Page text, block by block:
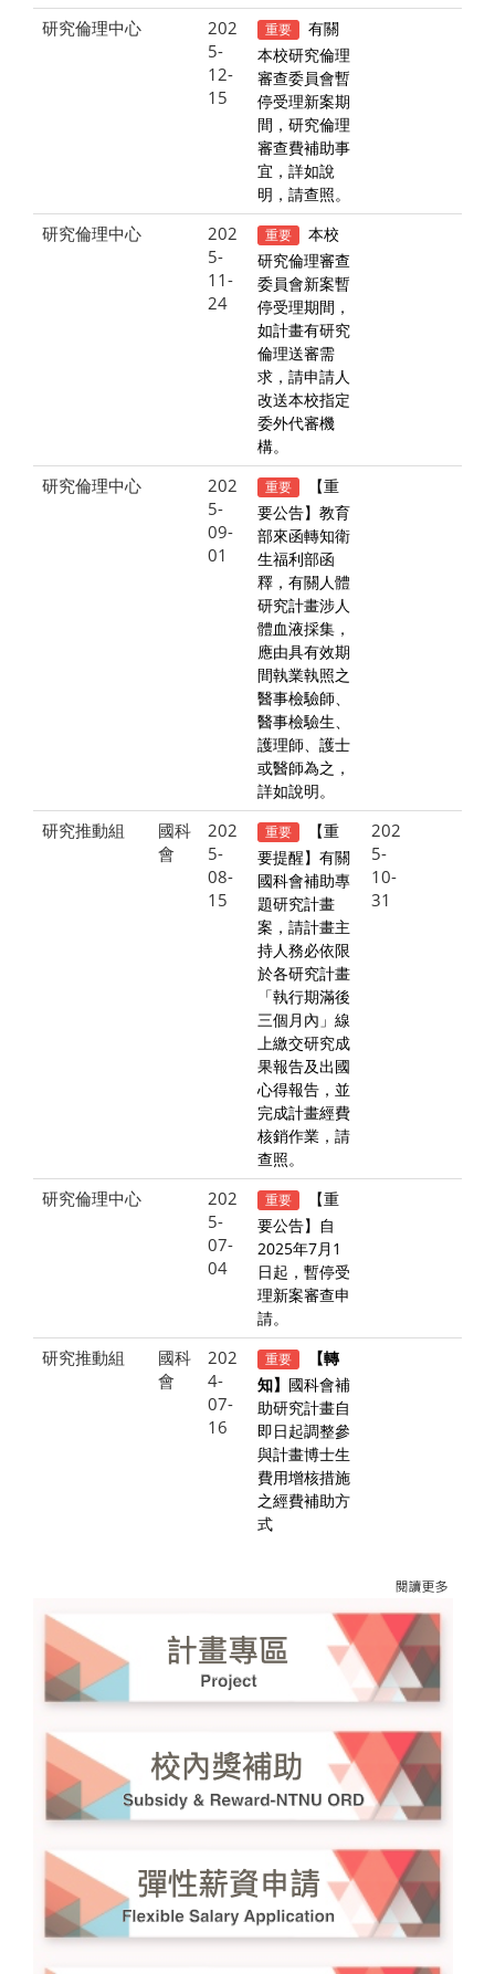
研究倫理中心
202
5-
12-
15
重要
有關
本校研究倫理
審查委員會暫
停受理新案期
間，研究倫理
審查費補助事
宜，詳如說
明，請查照。
研究倫理中心
202
5-
11-
24
重要
本校
研究倫理審查
委員會新案暫
停受理期間，
如計畫有研究
倫理送審需
求，請申請人
改送本校指定
委外代審機
構。
研究倫理中心
202
5-
09-
01
重要
【重
要公告】教育
部來函轉知衛
生福利部函
釋，有關人體
研究計畫涉人
體血液採集，
應由具有效期
間執業執照之
醫事檢驗師、
醫事檢驗生、
護理師、護士
或醫師為之，
詳如說明。
研究推動組
國科
會
202
5-
08-
15
重要
【重
要提醒】有關
國科會補助專
題研究計畫
案，請計畫主
持人務必依限
於各研究計畫
「執行期滿後
三個月內」線
上繳交研究成
果報告及出國
心得報告，並
完成計畫經費
核銷作業，請
查照。
202
5-
10-
31
研究倫理中心
202
5-
07-
04
重要
【重
要公告】自
2025年7月1
日起，暫停受
理新案審查申
請。
研究推動組
國科
會
202
4-
07-
16
重要
【轉
知】 國科會補
助研究計畫自
即日起調整參
與計畫博士生
費用增核措施
之經費補助方
式
更多→